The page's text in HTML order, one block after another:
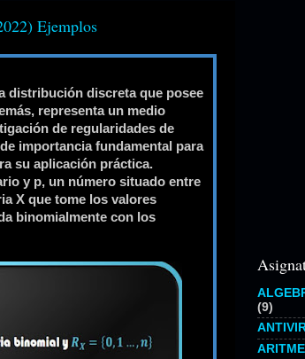
Ejemplos
distribución discreta que posee
representa un medio
de regularidades de
importancia fundamental para
su aplicación práctica.
y p, un número situado entre
X que tome los valores
binomialmente con los
(9)